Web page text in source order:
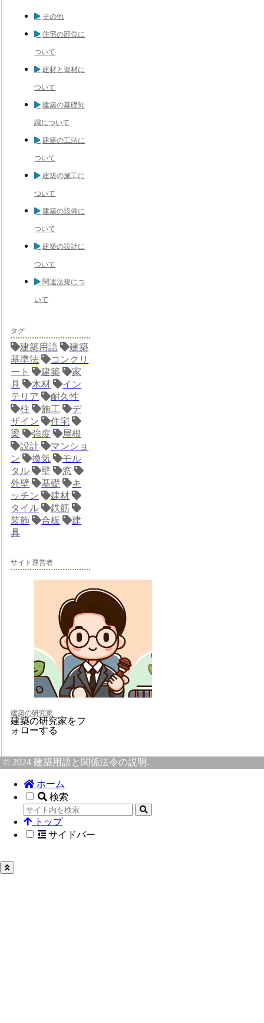
その他
住宅の部位に
ついて
建材と資材に
ついて
建築の基礎知
識について
建築の工法に
ついて
建築の施工に
ついて
建築の設備に
ついて
建築の設計に
ついて
関連法規につ
いて
タグ
建築用語
建築
基準法
コンクリ
ート
建築
家
具
木材
イン
テリア
耐久性
柱
施工
デ
ザイン
住宅
梁
強度
屋根
設計
マンショ
ン
換気
モル
タル
壁
窓
外壁
基礎
キ
ッチン
建材
タイル
鉄筋
装飾
合板
建
具
サイト運営者
建築の研究家
建築の研究家をフ
ォローする
© 2024 建築用語と関係法令の説明.
ホーム
検索
トップ
サイドバー